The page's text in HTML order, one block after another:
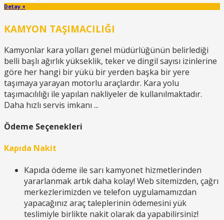
Detay +
KAMYON TAŞIMACILIĞI
Kamyonlar kara yolları genel müdürlüğünün belirlediği
belli başlı ağırlık yükseklik, teker ve dingil sayısı izinlerine
göre her hangi bir yükü bir yerden başka bir yere
taşımaya yarayan motorlu araçlardır. Kara yolu
taşımacılılığı ile yapılan nakliyeler de kullanılmaktadır.
Daha hızlı servis imkanı ...
Ödeme Seçenekleri
Kapıda Nakit
Kapıda ödeme ile sarı kamyonet hizmetlerinden
yararlanmak artık daha kolay! Web sitemizden, çağrı
merkezlerimizden ve telefon uygulamamızdan
yapacağınız araç taleplerinin ödemesini yük
teslimiyle birlikte nakit olarak da yapabilirsiniz!